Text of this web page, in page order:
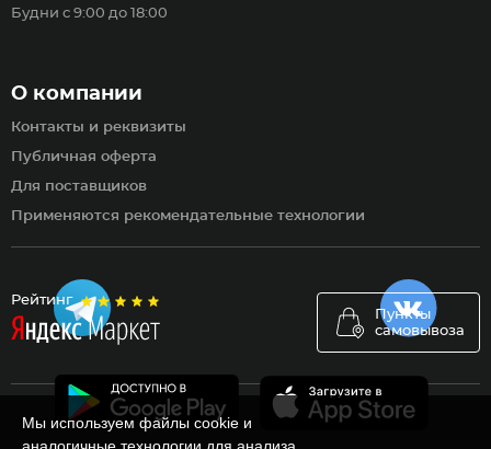
Рейтинг
Пункты
самовывоза
О компании
Контакты и реквизиты
Публичная оферта
Для поставщиков
Применяются рекомендательные технологии
Будни с 9:00 до 18:00
Мы используем файлы cookie и